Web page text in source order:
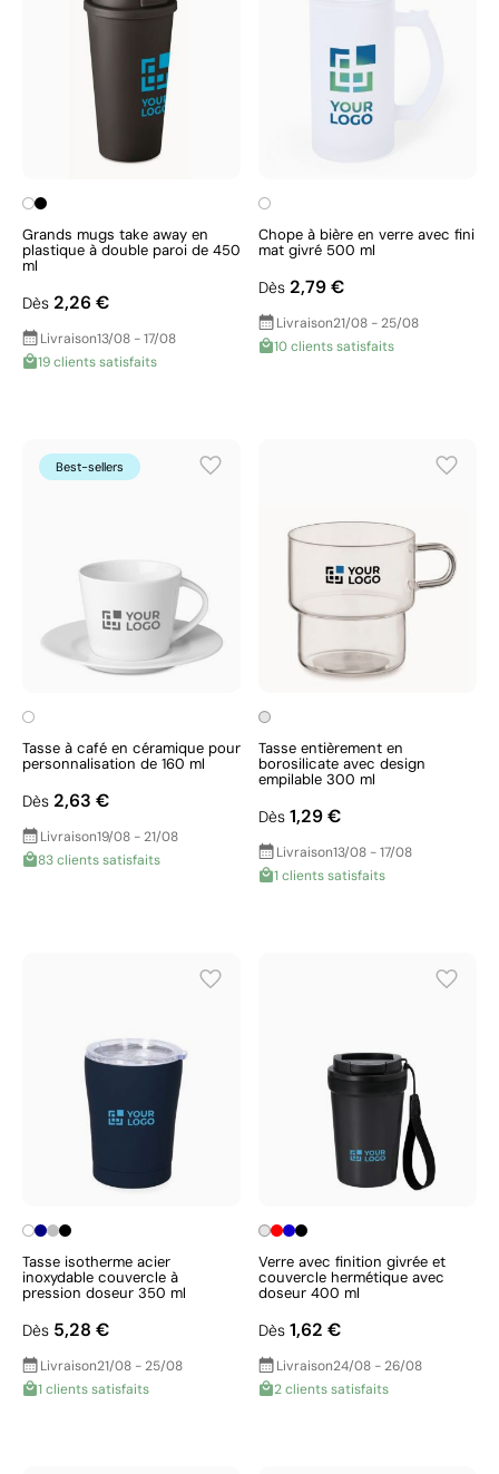
Grands mugs take away en
plastique à double paroi de 450
ml
Dès 2,26 €
Livraison13/08 - 17/08
19 clients satisfaits
Chope à bière en verre avec fini
mat givré 500 ml
Dès 2,79 €
Livraison21/08 - 25/08
10 clients satisfaits
Best-sellers
Tasse à café en céramique pour
personnalisation de 160 ml
Dès 2,63 €
Livraison19/08 - 21/08
83 clients satisfaits
Tasse entièrement en
borosilicate avec design
empilable 300 ml
Dès 1,29 €
Livraison13/08 - 17/08
1 clients satisfaits
Tasse isotherme acier
inoxydable couvercle à
pression doseur 350 ml
Dès 5,28 €
Livraison21/08 - 25/08
1 clients satisfaits
Verre avec finition givrée et
couvercle hermétique avec
doseur 400 ml
Dès 1,62 €
Livraison24/08 - 26/08
2 clients satisfaits